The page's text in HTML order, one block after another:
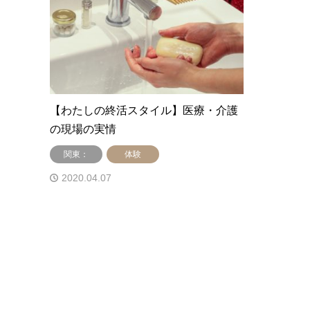
【わたしの終活スタイル】医療・介護
の現場の実情
関東： 体験
2020.04.07